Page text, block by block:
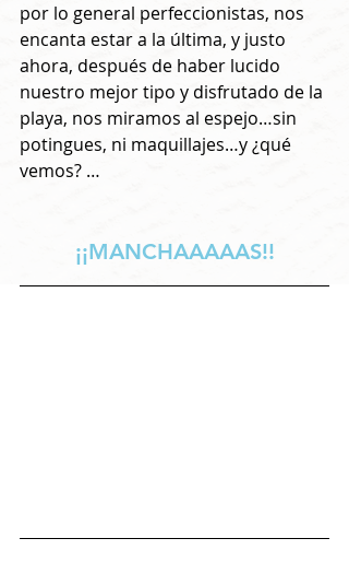
por lo general perfeccionistas, nos
encanta estar a la última, y justo
ahora, después de haber lucido
nuestro mejor tipo y disfrutado de la
playa, nos miramos al espejo…sin
potingues, ni maquillajes…y ¿qué
vemos? …
¡¡MANCHAAAAAS!!